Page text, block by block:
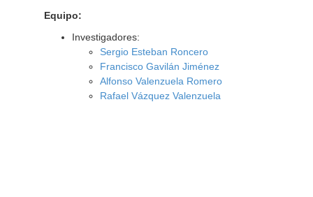
Equipo:
Investigadores:
Sergio Esteban Roncero
Francisco Gavilán Jiménez
Alfonso Valenzuela Romero
Rafael Vázquez Valenzuela